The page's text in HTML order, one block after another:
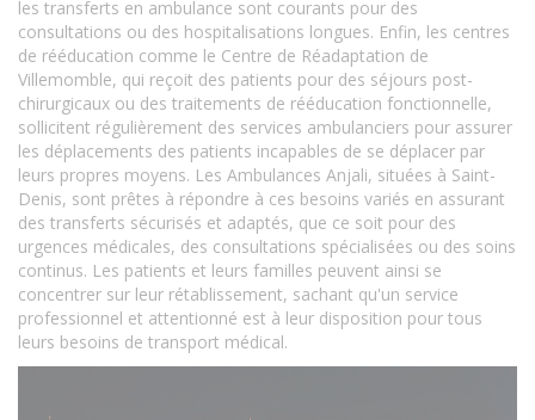
les transferts en ambulance sont courants pour des
consultations ou des hospitalisations longues. Enfin, les centres
de rééducation comme le Centre de Réadaptation de
Villemomble, qui reçoit des patients pour des séjours post-
chirurgicaux ou des traitements de rééducation fonctionnelle,
sollicitent régulièrement des services ambulanciers pour assurer
les déplacements des patients incapables de se déplacer par
leurs propres moyens. Les Ambulances Anjali, situées à Saint-
Denis, sont prêtes à répondre à ces besoins variés en assurant
des transferts sécurisés et adaptés, que ce soit pour des
urgences médicales, des consultations spécialisées ou des soins
continus. Les patients et leurs familles peuvent ainsi se
concentrer sur leur rétablissement, sachant qu'un service
professionnel et attentionné est à leur disposition pour tous
leurs besoins de transport médical.